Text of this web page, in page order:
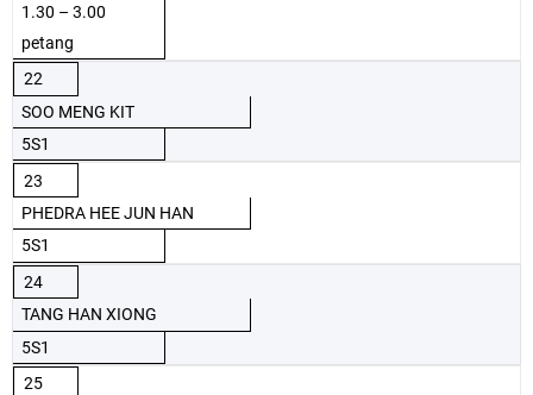
1.30 – 3.00
petang
22
SOO MENG KIT
5S1
23
PHEDRA HEE JUN HAN
5S1
24
TANG HAN XIONG
5S1
25